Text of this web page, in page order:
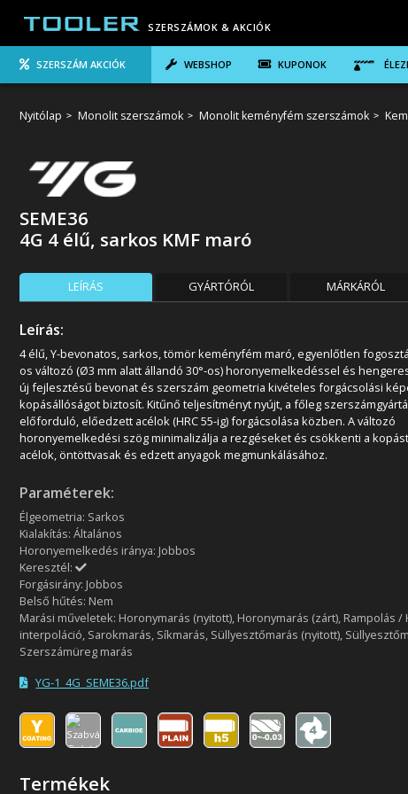
SZERSZÁMOK & AKCIÓK
SZERSZÁM AKCIÓK WEBSHOP KUPONOK
Nyitólap Monolit szerszámok Monolit keményfém szerszámok
SEME36
4G 4 élű, sarkos KMF maró
LEÍRÁS GYÁRTÓRÓL MÁRKÁRÓL
Leírás:
4 élű, Y-bevonatos, sarkos, tömör keményfém maró, egyenlőtlen
os változó (Ø3 mm alatt állandó 30°-os) horonyemelkedéssel és
új fejlesztésű bevonat és szerszám geometria kivételes forgácsolási
kopásállóságot biztosít. Kitűnő teljesítményt nyújt, a főleg
előforduló, előedzett acélok (HRC 55-ig) forgácsolása közben. A változó
horonyemelkedési szög minimalizálja a rezgéseket és csökkenti a
acélok, öntöttvasak és edzett anyagok megmunkálásához.
Paraméterek:
Élgeometria: Sarkos
Kialakítás: Általános
Horonyemelkedés iránya: Jobbos
Keresztél:
Forgásirány: Jobbos
Belső hűtés: Nem
Marási műveletek: Horonymarás (nyitott), Horonymarás (zárt), Rampolás /
interpoláció, Sarokmarás, Síkmarás, Süllyesztőmarás (nyitott),
Szerszámüreg marás
YG-1_4G_SEME36.pdf
Termékek